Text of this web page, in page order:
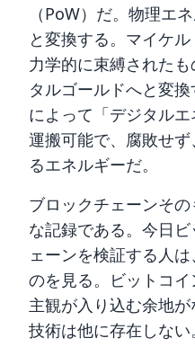
（PoW）だ。物理エ
と変換する。マイケ
力学的に束縛された
タルゴールドへと変
によって「デジタルエ
運搬可能で、腐敗せ
るエネルギーだ。
ブロックチェーンそ
な記録である。今日
ェーンを検証する人
のを見る。ビットコ
主観が入り込む余地
技術は他に存在しない。